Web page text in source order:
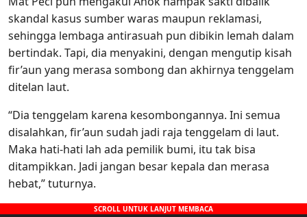
skandal kasus sumber waras maupun reklamasi,
sehingga lembaga antirasuah pun dibikin lemah dalam
bertindak. Tapi, dia menyakini, dengan mengutip kisah
fir’aun yang merasa sombong dan akhirnya tenggelam
ditelan laut.
“Dia tenggelam karena kesombongannya. Ini semua
disalahkan, fir’aun sudah jadi raja tenggelam di laut.
Maka hati-hati lah ada pemilik bumi, itu tak bisa
ditampikkan. Jadi jangan besar kepala dan merasa
hebat,” tuturnya.